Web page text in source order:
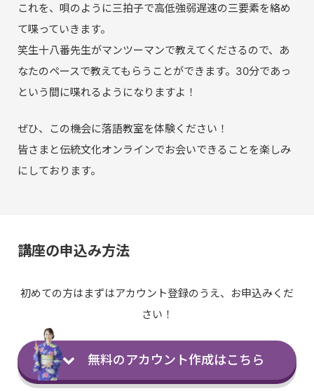
これを、唄のように三拍子で高低強弱遅速の三要素を絡め
て喋っていきます。
笑生十八番先生がマンツーマンで教えてくださるので、あ
なたのペースで教えてもらうことができます。30分であっ
という間に喋れるようになりますよ！
ぜひ、この機会に落語教室を体験ください！
皆さまと伝統文化オンラインでお会いできることを楽しみ
にしております。
講座の申込み方法
初めての方はまずはアカウント登録のうえ、お申込みくだ
さい！
無料のアカウント作成はこちら